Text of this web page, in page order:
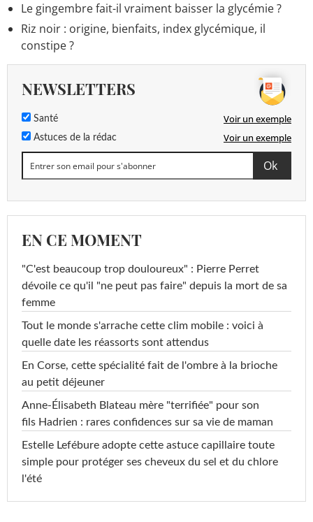
Le gingembre fait-il vraiment baisser la glycémie ?
Riz noir : origine, bienfaits, index glycémique, il
constipe ?
NEWSLETTERS
Santé Voir un exemple
Astuces de la rédac Voir un exemple
EN CE MOMENT
"C'est beaucoup trop douloureux" : Pierre Perret
dévoile ce qu'il "ne peut pas faire" depuis la mort de sa
femme
Tout le monde s'arrache cette clim mobile : voici à
quelle date les réassorts sont attendus
En Corse, cette spécialité fait de l'ombre à la brioche
au petit déjeuner
Anne-Élisabeth Blateau mère "terrifiée" pour son
fils Hadrien : rares confidences sur sa vie de maman
Estelle Lefébure adopte cette astuce capillaire toute
simple pour protéger ses cheveux du sel et du chlore
l'été